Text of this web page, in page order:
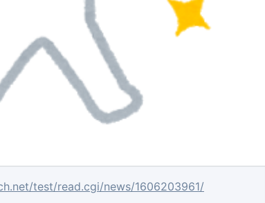
test/read.cgi/news/1606203961/